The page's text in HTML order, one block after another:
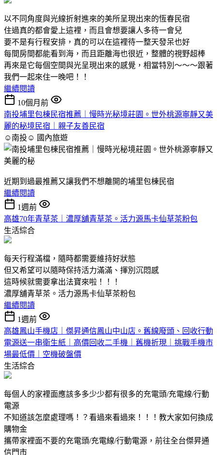
以不同角度與光線折射進來的美所呈現出來的恆春民宿
住過真的都會愛上這裡，而且會想要讓人多待一會兒
要不是有行程安排，真的可以在這裡待一整天發呆也好
每間房間都能看到海，而且距離海也很近，整體的視野超棒
再來是它每個空間與光呈現出來的感覺，相當特別～～～跟著
我們一起來住一晚吧！！
繼續閱讀
10個月前
南投埔里包棟民宿推薦｜慢時光秘境莊園。世外桃源寧靜又美
麗的秘境民宿｜親子友善民宿
☺南投☺ 國內旅遊
近期到過最推薦又讓我們不想離開的埔里包棟民宿
繼續閱讀
1週前
高雄70年青草茶｜濃厚舖青草茶。活力源馬卡仙草茶粉包
生活綜合
每天行程滿檔，隨時都需要維持好狀態
但又希望可以隨時保持活力滿滿、揮別沉悶感
這時候就需要拿出法寶來啦！！！
濃厚舖青草茶。活力源馬卡仙草茶粉包
繼續閱讀
1週前
高雄鳳山手機店｜傑昇通信鳳山中山店。舊線廢頭、回收行動
電源送一串衛生紙｜高價回收二手機｜舊機折現｜挑戰手機市
場最低價｜空機破盤價
生活綜合
每個人的家裡面應該多多少少都有很多的充電頭/充電線/行動
電源
不知道該怎麼處理嗎！？看過來看過來！！！教大家如何換成
購物金
攜帶家裡面不要的充電頭/充電線/行動電源，前往全台傑昇通
信門市